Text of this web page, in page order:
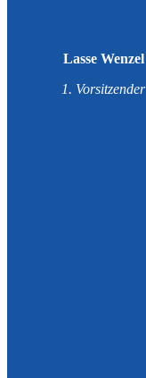
Lasse Wenzel
1. Vorsitzender